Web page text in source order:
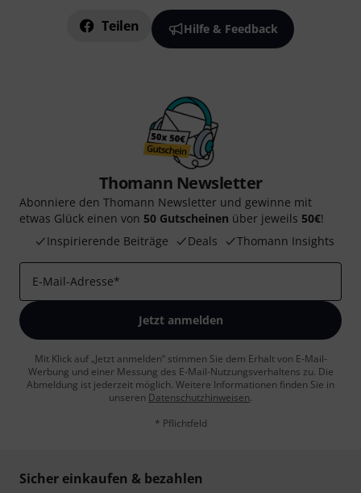
Teilen Hilfe & Feedback
Thomann Newsletter
Abonniere den Thomann Newsletter und gewinne mit
etwas Glück einen von 50 Gutscheinen über jeweils 50€!
Inspirierende Beiträge
Deals Thomann Insights
E-Mail-Adresse*
Jetzt anmelden
Mit Klick auf „Jetzt anmelden“ stimmen Sie dem Erhalt von E-Mail-
Werbung und einer Messung des E-Mail-Nutzungsverhaltens zu. Die
Abmeldung ist jederzeit möglich. Weitere Informationen finden Sie in
unseren Datenschutzhinweisen.
* Pflichtfeld
Sicher einkaufen & bezahlen